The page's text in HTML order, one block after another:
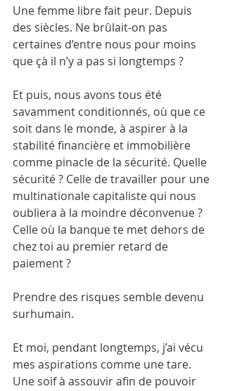
Une femme libre fait peur. Depuis
des siècles. Ne brûlait-on pas
certaines d’entre nous pour moins
que çà il n’y a pas si longtemps ?
Et puis, nous avons tous été
savamment conditionnés, où que ce
soit dans le monde, à aspirer à la
stabilité financière et immobilière
comme pinacle de la sécurité. Quelle
sécurité ? Celle de travailler pour une
multinationale capitaliste qui nous
oubliera à la moindre déconvenue ?
Celle où la banque te met dehors de
chez toi au premier retard de
paiement ?
Prendre des risques semble devenu
surhumain.
Et moi, pendant longtemps, j’ai vécu
mes aspirations comme une tare.
Une soif à assouvir afin de pouvoir